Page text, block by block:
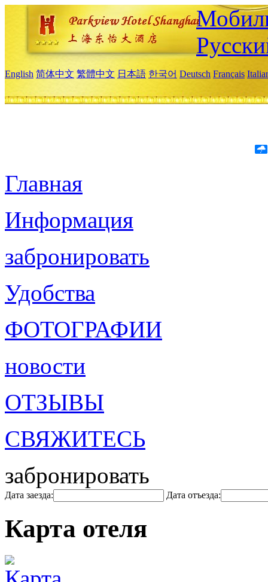
English 简体中文 繁體中文 日本語 한국어 Deutsch Français
Главная
Информация
забронировать
Удобства
ФОТОГРАФИИ
новости
ОТЗЫВЫ
СВЯЖИТЕСЬ
забронировать
Дата заезда: Дата отъезда:
Карта отеля